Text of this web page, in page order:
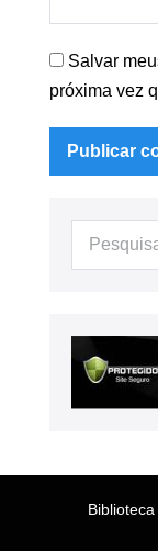
Salvar
próxima vez
Procurar: